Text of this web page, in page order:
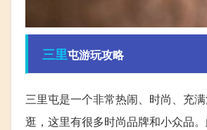
三里屯游玩攻略
三里屯是一个非常热闹、时尚、充
逛，这里有很多时尚品牌和小众品